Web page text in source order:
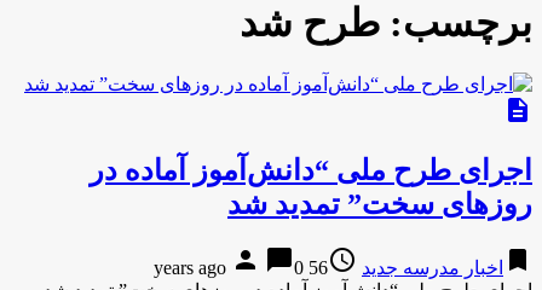
برچسب: طرح شد
description
اجرای طرح ملی “دانش‌آموز آماده در
روزهای سخت” تمدید شد
bookmark اخبار مدرسه جدید access_time
56 years ago
person chat_bubble0